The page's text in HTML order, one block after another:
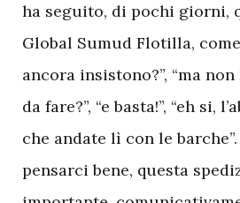
ha seguito, di pochi giorni,
Global Sumud Flotilla,
ancora insistono?”, “ma
da fare?”, “e basta!”, “eh si,
che andate lì con le
pensarci bene, questa